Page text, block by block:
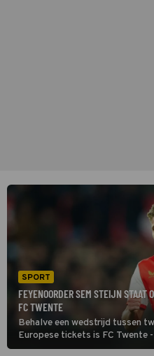
SPORT
FEYENOORDER SEM STEIJN STAAT
FC TWENTE
Behalve een wedstrijd tussen
Europese tickets is FC Twente
voetbalzonen in de selecties.